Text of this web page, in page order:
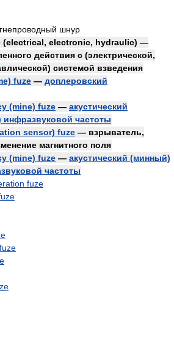
шнур
(electrical, electronic, hydraulic) —
действия с (электрической,
системой взведения
fuze — доплеровский
(mine) fuze — акустический
частоты
sensor) fuze — взрыватель,
магнитного поля
(mine) fuze — акустический (минный)
частоты
fuze